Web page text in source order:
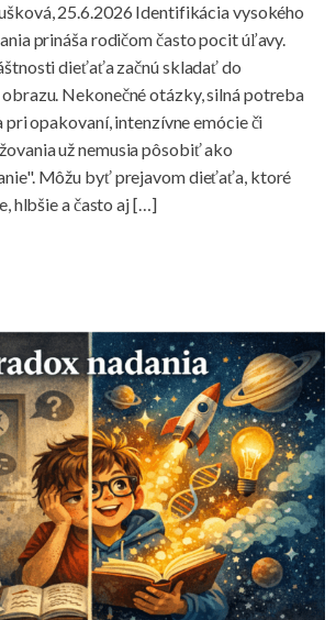
25.6.2026 Identifikácia vysokého
prináša rodičom často pocit úľavy.
dieťaťa začnú skladať do
Nekonečné otázky, silná potreba
opakovaní, intenzívne emócie či
už nemusia pôsobiť ako
Môžu byť prejavom dieťaťa, ktoré
hlbšie a často aj […]